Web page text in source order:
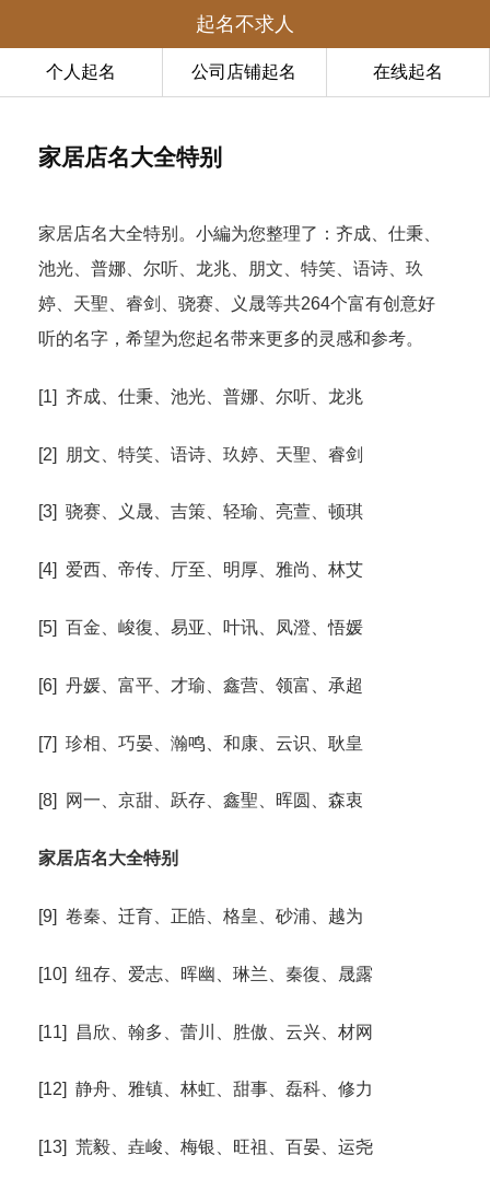
起名不求人
个人起名 公司店铺起名 在线起名
家居店名大全特别
家居店名大全特别。小編为您整理了：齐成、仕秉、
池光、普娜、尔听、龙兆、朋文、特笑、语诗、玖
婷、天聖、睿剑、骁赛、义晟等共264个富有创意好
听的名字，希望为您起名带来更多的灵感和参考。
[1] 齐成、仕秉、池光、普娜、尔听、龙兆
[2] 朋文、特笑、语诗、玖婷、天聖、睿剑
[3] 骁赛、义晟、吉策、轻瑜、亮萱、顿琪
[4] 爱西、帝传、厅至、明厚、雅尚、林艾
[5] 百金、峻復、易亚、叶讯、凤澄、悟媛
[6] 丹媛、富平、才瑜、鑫营、领富、承超
[7] 珍相、巧晏、瀚鸣、和康、云识、耿皇
[8] 网一、京甜、跃存、鑫聖、晖圆、森衷
家居店名大全特别
[9] 卷秦、迁育、正皓、格皇、砂浦、越为
[10] 纽存、爱志、晖幽、琳兰、秦復、晟露
[11] 昌欣、翰多、蕾川、胜傲、云兴、材网
[12] 静舟、雅镇、林虹、甜事、磊科、修力
[13] 荒毅、垚峻、梅银、旺祖、百晏、运尧